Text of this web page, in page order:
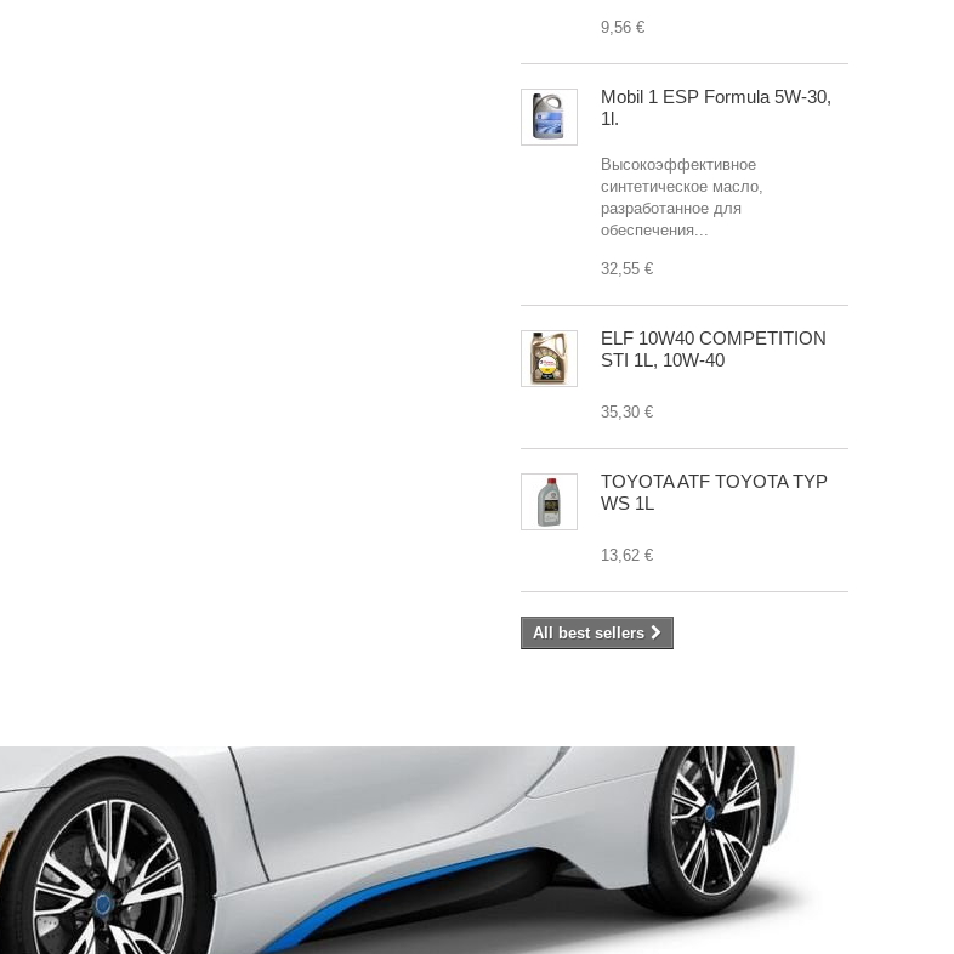
9,56 €
Mobil 1 ESP Formula 5W-30,
1l.
Высокоэффективное
синтетическое масло,
разработанное для
обеспечения...
32,55 €
ELF 10W40 COMPETITION
STI 1L, 10W-40
35,30 €
TOYOTA ATF TOYOTA TYP
WS 1L
13,62 €
All best sellers